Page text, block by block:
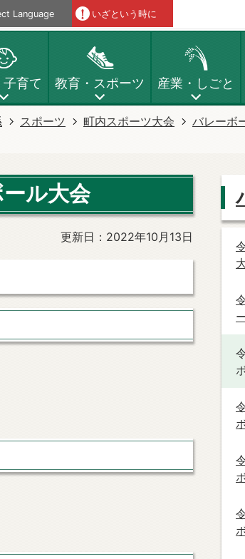
Language いざという時に
育て 教育・スポーツ 産業・しごと
スポーツ 町内スポーツ大会
バレーボ
ル大会
更新日：2022年10月13日